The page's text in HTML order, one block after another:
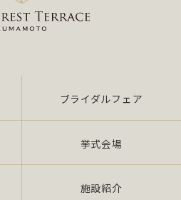
および案内に関する業務
代理店としての保険募集およ
た個人情報の利用目的の達成
人情報の取扱い（目的外利
システムの要求事項」に準
ブライダルフェア
挙式会場
施設紹介